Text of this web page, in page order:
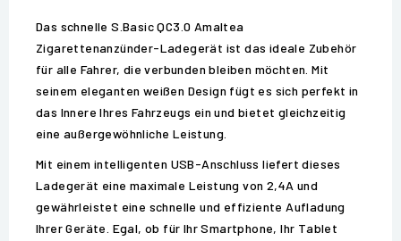
Das schnelle S.Basic QC3.0 Amaltea
Zigarettenanzünder-Ladegerät ist das ideale Zubehör
für alle Fahrer, die verbunden bleiben möchten. Mit
seinem eleganten weißen Design fügt es sich perfekt in
das Innere Ihres Fahrzeugs ein und bietet gleichzeitig
eine außergewöhnliche Leistung.
Mit einem intelligenten USB-Anschluss liefert dieses
Ladegerät eine maximale Leistung von 2,4A und
gewährleistet eine schnelle und effiziente Aufladung
Ihrer Geräte. Egal, ob für Ihr Smartphone, Ihr Tablet